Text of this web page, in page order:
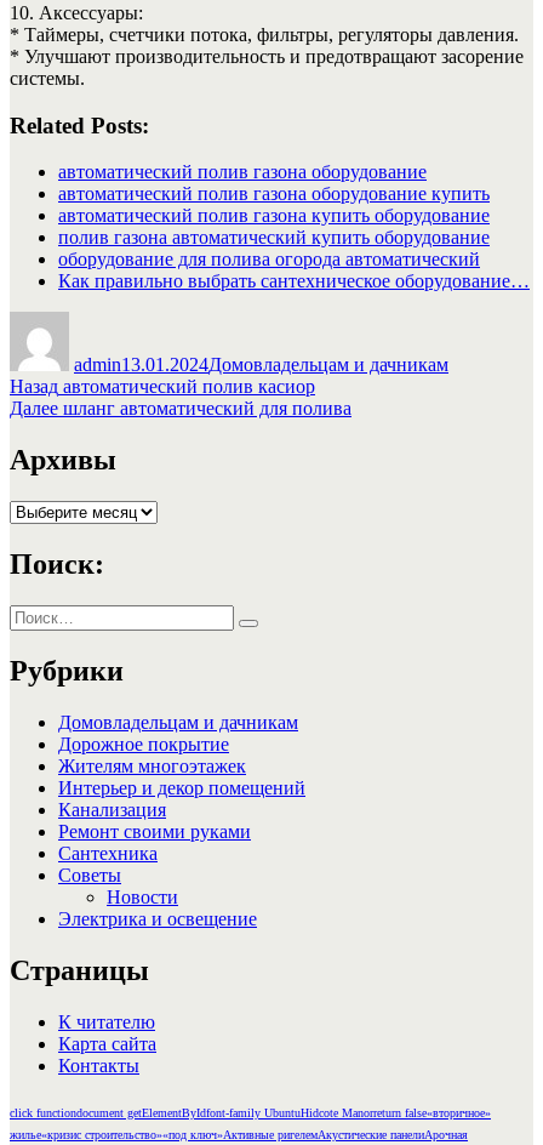
10. Аксессуары:
* Таймеры, счетчики потока, фильтры, регуляторы давления.
* Улучшают производительность и предотвращают засорение
системы.
Related Posts:
автоматический полив газона оборудование
автоматический полив газона оборудование купить
автоматический полив газона купить оборудование
полив газона автоматический купить оборудование
оборудование для полива огорода автоматический
Как правильно выбрать сантехническое оборудование…
admin13.01.2024Домовладельцам и дачникам
Навигация
по
записям
Назад Предыдущая
запись:
автоматический полив касиор
Далее Следующая
шланг автоматический для полива
Архивы
Архивы
Поиск:
Искать:
Поиск
Рубрики
Домовладельцам и дачникам
Дорожное покрытие
Жителям многоэтажек
Интерьер и декор помещений
Канализация
Ремонт своими руками
Сантехника
Советы
Новости
Электрика и освещение
Страницы
К читателю
Карта сайта
Контакты
click functiondocument getElementByIdfont-family UbuntuHidcote Manorreturn false«вторичное»
жилье«кризис строительство»«под ключ»Активные ригелемАкустические панелиАрочная